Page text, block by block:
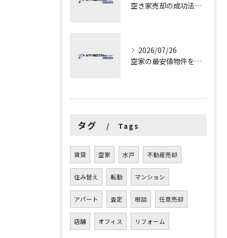
空き家売却の成功法と注意点
2026/07/26
空家の最安値物件を茨城県水戸市つくば市で探す方法と賢い売却ポイントを徹底解説
タグ Tags
賃貸 空家 水戸 不動産売却
住み替え 転勤 マンション
アパート 査定 相談 任意売却
店舗 オフィス リフォーム